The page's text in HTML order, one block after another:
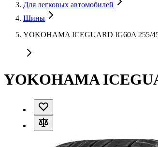
Для легковых автомобилей
Шины
YOKOHAMA ICEGUARD IG60A 255/
YOKOHAMA